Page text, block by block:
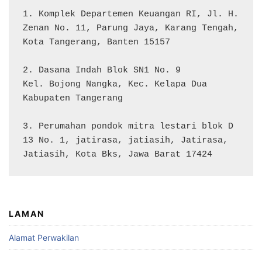
1. Komplek Departemen Keuangan RI, Jl. H.
Zenan No. 11, Parung Jaya, Karang Tengah,
Kota Tangerang, Banten 15157
2. Dasana Indah Blok SN1 No. 9
Kel. Bojong Nangka, Kec. Kelapa Dua
Kabupaten Tangerang
3. Perumahan pondok mitra lestari blok D
13 No. 1, jatirasa, jatiasih, Jatirasa,
Jatiasih, Kota Bks, Jawa Barat 17424
LAMAN
Alamat Perwakilan